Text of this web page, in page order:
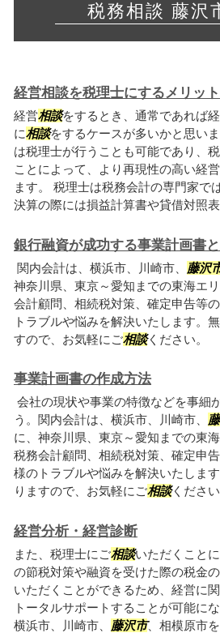
税務相談 藤沢
経営相談を税理士にするメリット
経営相談をするとき、通常であれば
に相談をするケースが多いかと思い
は税理士が行うことも可能であり、
ことによって、より再現性の高い経
ます。 税理士は税務会計の専門家で
決算の際には損益計算書や貸借対照
銀行融資が成功する事業計画書
関内会計は、横浜市、川崎市、 藤沢
神奈川県、東京～愛知までの東海エ
会計顧問、相続税対策、確定申告等
トラブルや悩みを解決いたします。
すので、お気軽にご相談ください。
事業計画書の作成方法
会社の現状や事業の特徴などを事細
う。関内会計は、横浜市、川崎市、
に、神奈川県、東京～愛知までの東
税務会計顧問、相続税対策、確定申
様のトラブルや悩みを解決いたしま
りますので、お気軽にご相談ください
経営分析・経営診断
また、税理士にご相談いただくこと
の節税対策や融資を受けた際の税金
いただくことができるため、経営に
トータルサポートすることが可能に
横浜市、川崎市、 藤沢市、相模原市